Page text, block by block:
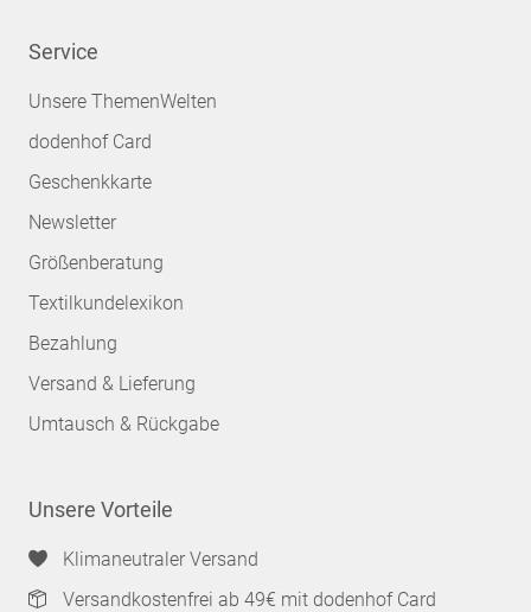
Service
Unsere ThemenWelten
dodenhof Card
Geschenkkarte
Newsletter
Größenberatung
Textilkundelexikon
Bezahlung
Versand & Lieferung
Umtausch & Rückgabe
Unsere Vorteile
Klimaneutraler Versand
Versandkostenfrei ab 49€ mit dodenhof Card